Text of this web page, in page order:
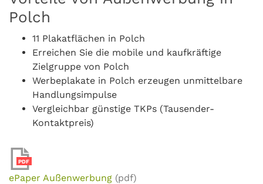
Polch
11 Plakatflächen in Polch
Erreichen Sie die mobile und kaufkräftige
Zielgruppe von Polch
Werbeplakate in Polch erzeugen unmittelbare
Handlungsimpulse
Vergleichbar günstige TKPs (Tausender-
Kontaktpreis)
PDF
ePaper Außenwerbung (pdf)